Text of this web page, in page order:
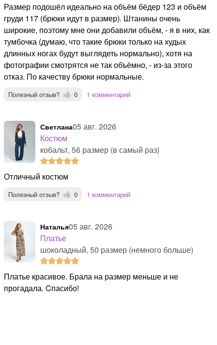
Размер подошёл идеально на объём бёдер 123 и объём
груди 117 (брюки идут в размер). Штанины очень
широкие, поэтому мне они добавили объём, - я в них, как
тумбочка (думаю, что такие брюки только на худых
длинных ногах будут выглядеть нормально), хотя на
фотографии смотрятся не так объёмно, - из-за этого
отказ. По качеству брюки нормальные.
Полезный отзыв? 0 1 комментарий
Светлана05 авг. 2026
Костюм
кобальт, 56 размер (в самый раз)
Отличный костюм
Полезный отзыв? 0 1 комментарий
Наталья05 авг. 2026
Платье
шоколадный, 50 размер (немного больше)
Платье красивое. Брала на размер меньше и не
прогадала. Cпасибо!